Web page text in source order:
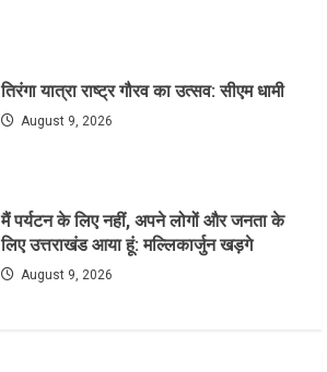
तिरंगा यात्रा राष्ट्र गौरव का उत्सव: सीएम धामी
August 9, 2026
मैं पर्यटन के लिए नहीं, अपने लोगों और जनता के
लिए उत्तराखंड आया हूं: मल्लिकार्जुन खड़गे
August 9, 2026